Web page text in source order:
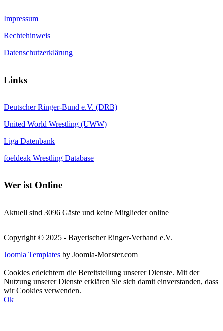
Impressum
Rechtehinweis
Datenschutzerklärung
Links
Deutscher Ringer-Bund e.V. (DRB)
United World Wrestling (UWW)
Liga Datenbank
foeldeak Wrestling Database
Wer ist Online
Aktuell sind 3096 Gäste und keine Mitglieder online
Copyright © 2025 - Bayerischer Ringer-Verband e.V.
Joomla Templates by Joomla-Monster.com
Cookies erleichtern die Bereitstellung unserer Dienste. Mit der
Nutzung unserer Dienste erklären Sie sich damit einverstanden, dass
wir Cookies verwenden.
Ok